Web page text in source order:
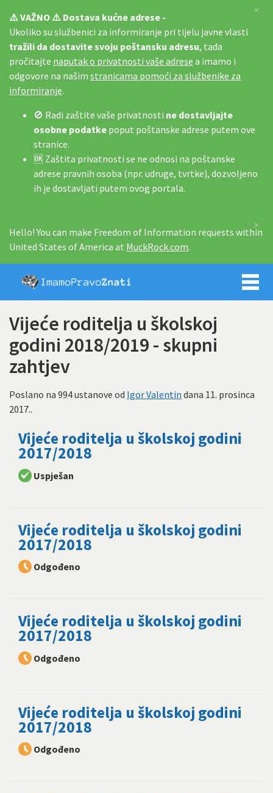
⚠️ VAŽNO ⚠️ Dostava kućne adrese -
Ukoliko su službenici za informiranje pri tijelu javne vlasti
tražili da dostavite svoju poštansku adresu, tada
pročitajte naputak o privatnosti vaše adrese a imamo i
odgovore na našim stranicama pomoći za službenike za
informiranje.
🚫 Radi zaštite vaše privatnosti ne dostavljajte
osobne podatke poput poštanske adrese putem ove
stranice.
🆗 Zaštita privatnosti se ne odnosi na poštanske
adrese pravnih osoba (npr. udruge, tvrtke), dozvoljeno
ih je dostavljati putem ovog portala.
×
Hello! You can make Freedom of Information requests within
United States of America at MuckRock.com.
×
Imamo
Vijeće roditelja u školskoj
godini 2018/2019 - skupni
zahtjev
Poslano na 994 ustanove od Igor Valentin dana 11. prosinca
2017..
Vijeće roditelja u školskoj godini
2017/2018
Uspješan
Vijeće roditelja u školskoj godini
2017/2018
Odgođeno
Vijeće roditelja u školskoj godini
2017/2018
Odgođeno
Vijeće roditelja u školskoj godini
2017/2018
Odgođeno